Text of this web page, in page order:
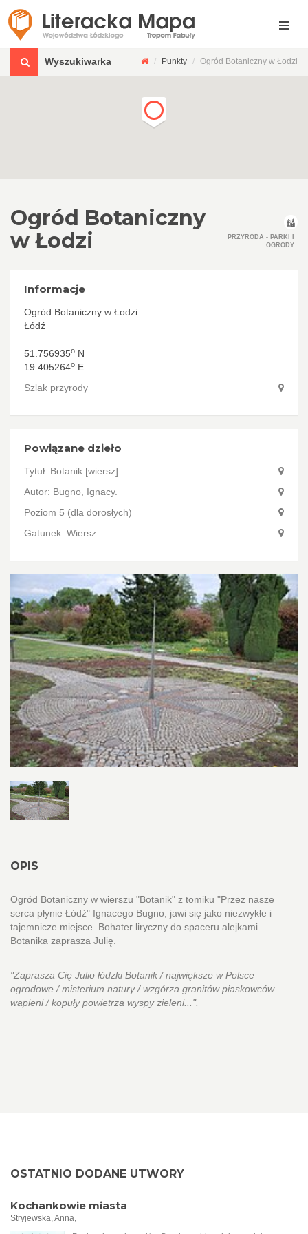
Wyszukiwarka Punkty Ogród Botaniczny w Łodzi
Ogród Botaniczny
w Łodzi
PRZYRODA - PARKI I
OGRODY
Informacje
Ogród Botaniczny w Łodzi
Łódź
51.756935o N
19.405264o E
Szlak przyrody
Powiązane dzieło
Tytuł: Botanik [wiersz]
Autor: Bugno, Ignacy.
Poziom 5 (dla dorosłych)
Gatunek: Wiersz
OPIS
Ogród Botaniczny w wierszu "Botanik" z tomiku "Przez nasze
serca płynie Łódź" Ignacego Bugno, jawi się jako niezwykłe i
tajemnicze miejsce. Bohater liryczny do spaceru alejkami
Botanika zaprasza Julię.
"Zaprasza Cię Julio łódzki Botanik / największe w Polsce
ogrodowe / misterium natury / wzgórza granitów piaskowców
wapieni / kopuły powietrza wyspy zieleni...".
OSTATNIO DODANE UTWORY
Kochankowie miasta
Stryjewska, Anna,